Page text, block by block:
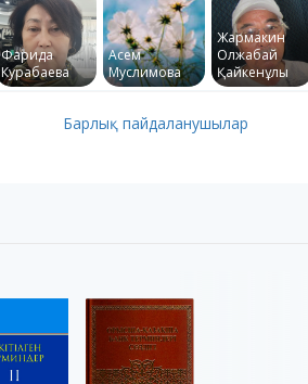
Фарида
Курабаева
Асем
Муслимова
Жармакин
Олжабай
Қайкенұлы
Барлық пайдаланушылар